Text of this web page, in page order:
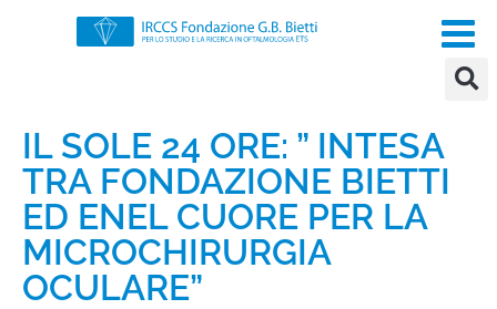
IL SOLE 24 ORE: ” INTESA
TRA FONDAZIONE BIETTI
ED ENEL CUORE PER LA
MICROCHIRURGIA
OCULARE”